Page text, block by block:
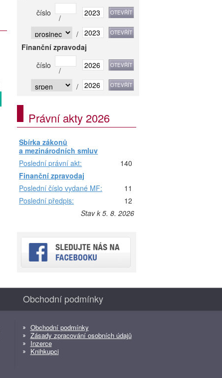
číslo
/
/
Finanční zpravodaj
číslo
/
/
Právní akty 2026
Sbírka zákonů
a mezinárodních smluv
Poslední právní akt:
140
Finanční zpravodaj
Poslední číslo vydané MF:
11
Poslední předpis:
12
Stav k 5. 8. 2026
Obchodní podmínky
Obchodní podmínky
Zásady zpracování osobních údajů
Inzerce
Knihkupci